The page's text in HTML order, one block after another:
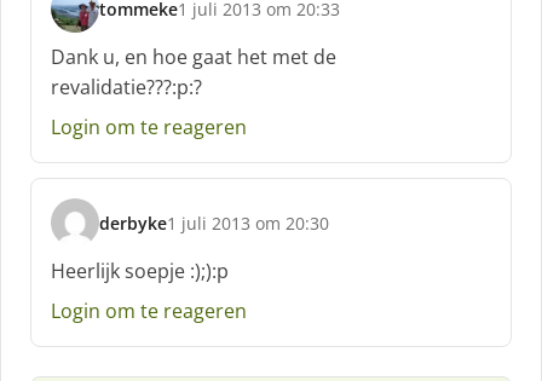
tommeke
s
c
h
r
e
f
1 juli 2013 om 20:33
Dank u, en hoe gaat het met de
revalidatie???:p:?
Login om te reageren
derbyke
s
c
h
r
1 juli 2013 om 20:30
Heerlijk soepje :);):p
Login om te reageren